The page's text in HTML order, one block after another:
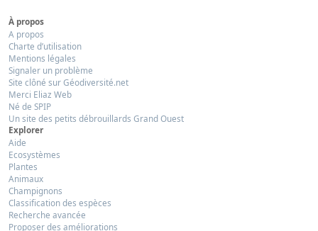
À propos
A propos
Charte d’utilisation
Mentions légales
Signaler un problème
Site clôné sur Géodiversité.net
Merci Eliaz Web
Né de SPIP
Un site des petits débrouillards Grand Ouest
Explorer
Aide
Ecosystèmes
Plantes
Animaux
Champignons
Classification des espèces
Recherche avancée
Proposer des améliorations